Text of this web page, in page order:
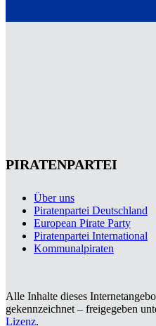
PIRATENPARTEI
Über uns
Piratenpartei Deutschland
European Pirate Party
Piratenpartei International
Kommunalpiraten
Alle Inhalte dieses
gekennzeichnet – freigegeben
Lizenz.